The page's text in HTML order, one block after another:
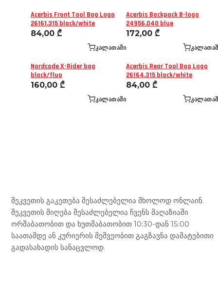
Acerbis Front Tool Bag Logo
26161.315 black/white
84,00 ₾
ᲙᲐᲚᲐᲗᲐᲨᲘ
Acerbis Backpack B-logo
24956.040 blue
172,00 ₾
Nordcode X-Rider bag
black/fluo
160,00 ₾
ᲙᲐᲚᲐᲗᲐᲨᲘ
Acerbis Rear Tool Bag Logo
26164.315 black/white
84,00 ₾
შეკვეთის გაკეთება შესაძლებელია მხოლოდ ონლაინ.
შეკვეთის მიღება შესაძლებელია ჩვენს მაღაზიაში
ორშაბათობით და ხუთშაბათობით 10:30-დან 15:00
საათამდე ან კურიერის მეშვეობით გაგზავნა დამატებითი
გადასახადის სანაცვლოდ.